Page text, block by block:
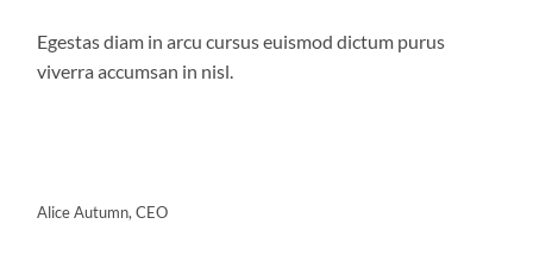
Egestas diam in arcu cursus euismod dictum purus
viverra accumsan in nisl.
Alice Autumn, CEO